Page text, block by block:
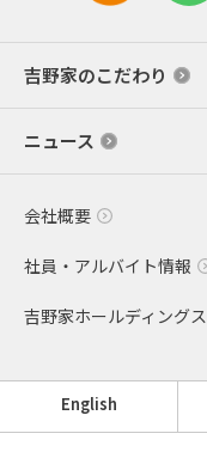
吉野家のこだわり
ニュース
会社概要
社員・アルバイト情報
吉野家ホールディングス
English